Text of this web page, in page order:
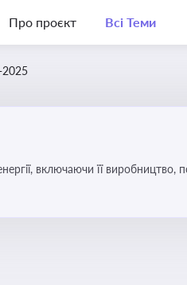
Про проєкт Всі Теми
2025
включаючи її виробництво,